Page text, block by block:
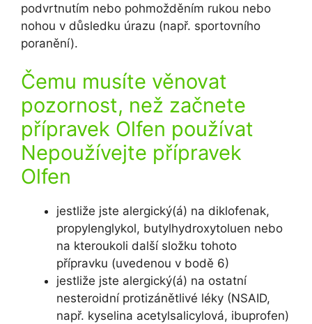
podvrtnutím nebo pohmožděním rukou nebo
nohou v důsledku úrazu (např. sportovního
poranění).
Čemu musíte věnovat
pozornost, než začnete
přípravek Olfen používat
Nepoužívejte přípravek
Olfen
jestliže jste alergický(á) na diklofenak,
propylenglykol, butylhydroxytoluen nebo
na kteroukoli další složku tohoto
přípravku (uvedenou v bodě 6)
jestliže jste alergický(á) na ostatní
nesteroidní protizánětlivé léky (NSAID,
např. kyselina acetylsalicylová, ibuprofen)